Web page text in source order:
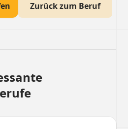
Zurück zum Beruf